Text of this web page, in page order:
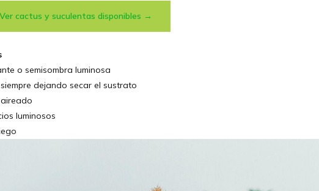
Ver cactus y suculentas disponibles →
o semisombra luminosa
dejando secar el sustrato
luminosos